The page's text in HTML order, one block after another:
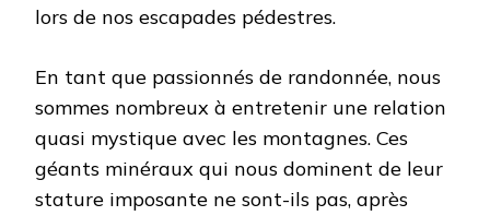
lors de nos escapades pédestres.
En tant que passionnés de randonnée, nous
sommes nombreux à entretenir une relation
quasi mystique avec les montagnes. Ces
géants minéraux qui nous dominent de leur
stature imposante ne sont-ils pas, après